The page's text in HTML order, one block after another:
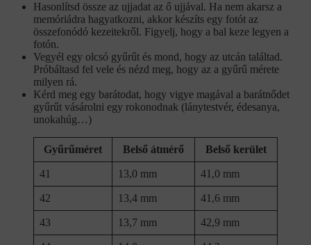
Hasonlítsd össze az ujjadat az ő ujjával. Ha nem akarsz a
memóriádra hagyatkozni, akkor készíts egy fotót az
összefonódó kezeitekről. Figyelj, hogy a bal keze legyen a
fotón.
Vegyél egy olcsó gyűrűt és mond, hogy az utcán találtad.
Próbáltasd fel vele és nézd meg, hogy az a gyűrű mérete
milyen rá.
Kérd meg egy barátodat, hogy vigye magával a barátnődet
gyűrűt vásárolni egy rokonodnak (lánytestvér, édesanya,
unokahúg…)
Gyűrűméret Belső átmérő Belső kerület
41 13,0 mm 41,0 mm
42 13,4 mm 41,6 mm
43 13,7 mm 42,9 mm